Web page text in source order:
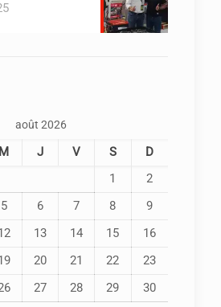
août 2026
M J V S
D
1
2
5 6 7 8
9
13 14 15
16
20 21 22
23
27 28 29
30